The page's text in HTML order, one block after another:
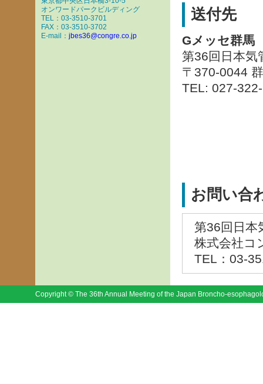
送付先
Gメッセ群馬
第36回日本
〒370-0044
TEL: 027-
お問い合
第36回日本
株式会社コ
TEL：03-
オンワードパークビルディング
TEL：03-3510-3701
FAX：03-3510-3702
E-mail： jbes36@congre.co.jp
Copyright © The 36th Annual Meeting of the Japan Broncho-